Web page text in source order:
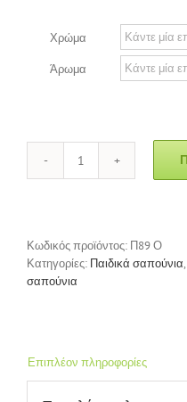
Χρώμα
Άρωμα
Σαπούνι
ποσότητα
Κωδικός προϊόντος: Π89 Ο
Κατηγορίες: Παιδικά σαπούνια,
σαπούνια
Επιπλέον πληροφορίες